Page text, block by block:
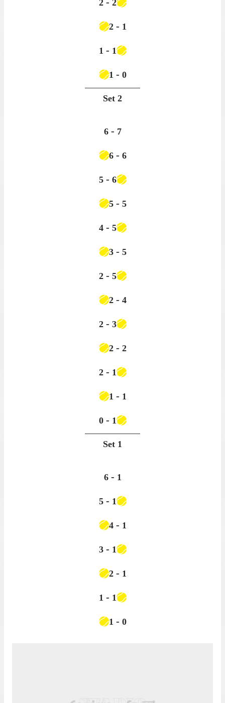
2 2
2 - 1
1 - 1
1 - 0
Set 2
6 - 7
6 - 6
5 - 6
5 - 5
4 - 5
3 - 5
2 - 5
2 - 4
2 - 3
2 - 2
2 - 1
1 - 1
0- 1
Set 1
6 - 1
5 - 1
4 - 1
3 - 1
2 - 1
1 - 1
1 - 0